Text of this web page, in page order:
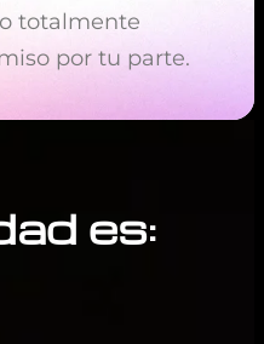
totalmente
por tu parte.
es: